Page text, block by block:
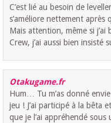
C’est lié au besoin de
s’améliore nettement après
Mais attention, même si
Crew, j’ai aussi bien insisté
Otakugame.fr
Hum… Tu m’as donné
jeu ! J’ai participé à la bêta
que je l’ai appréhendé